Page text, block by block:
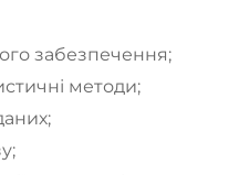
забезпечення;
методи;